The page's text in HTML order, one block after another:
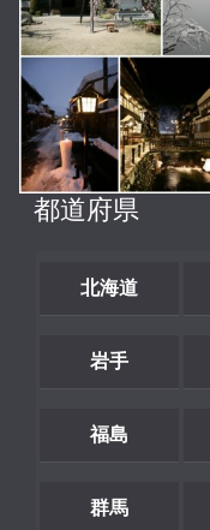
都道府県
北海道
岩手
福島
群馬